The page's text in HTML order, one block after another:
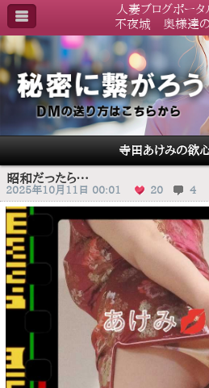
人妻ブログポータ
不夜城 奥様達
寺田あけみの欲
昭和だったら…
2025年10月11日 00:01 20 4